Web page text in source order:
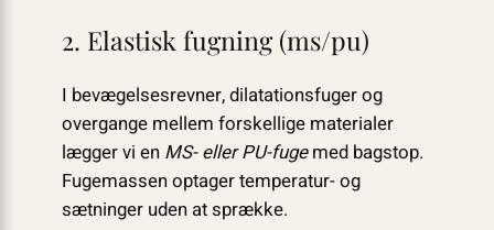
2. Elastisk fugning (ms/pu)
I bevægelsesrevner, dilatationsfuger og
overgange mellem forskellige materialer
lægger vi en MS- eller PU-fugemed bagstop.
Fugemassen optager temperatur- og
sætninger uden at sprække.